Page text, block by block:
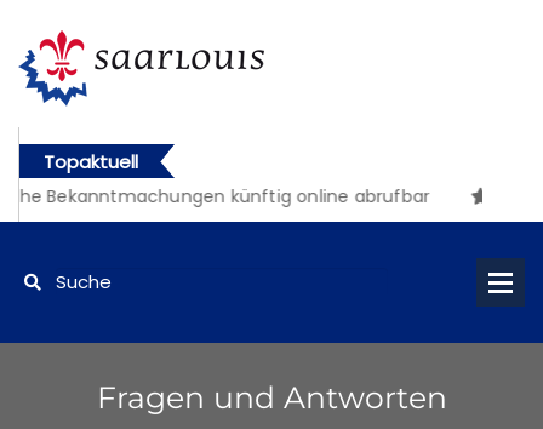
Topaktuell
Bekanntmachungen künftig online abrufbar
Fragen und Antworten